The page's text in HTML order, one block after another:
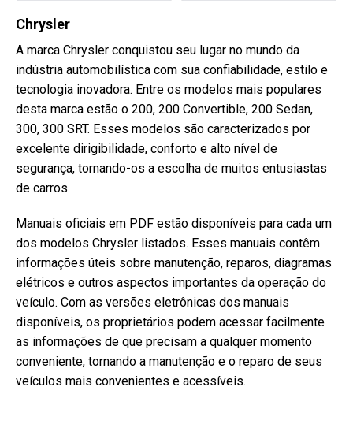
Chrysler
A marca Chrysler conquistou seu lugar no mundo da
indústria automobilística com sua confiabilidade, estilo e
tecnologia inovadora. Entre os modelos mais populares
desta marca estão o 200, 200 Convertible, 200 Sedan,
300, 300 SRT. Esses modelos são caracterizados por
excelente dirigibilidade, conforto e alto nível de
segurança, tornando-os a escolha de muitos entusiastas
de carros.
Manuais oficiais em PDF estão disponíveis para cada um
dos modelos Chrysler listados. Esses manuais contêm
informações úteis sobre manutenção, reparos, diagramas
elétricos e outros aspectos importantes da operação do
veículo. Com as versões eletrônicas dos manuais
disponíveis, os proprietários podem acessar facilmente
as informações de que precisam a qualquer momento
conveniente, tornando a manutenção e o reparo de seus
veículos mais convenientes e acessíveis.